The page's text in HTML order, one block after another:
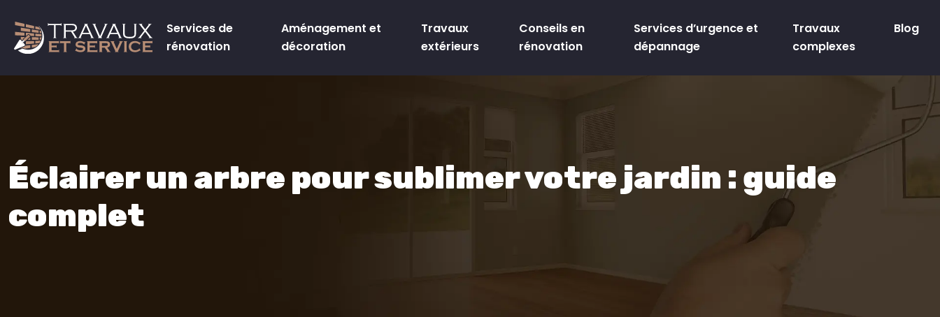
Services de
rénovation
Aménagement et
décoration
Travaux
extérieurs
Conseils en
rénovation
Services d’urgence et
dépannage
Travaux
complexes
Blog
Éclairer un arbre pour sublimer votre jardin : guide
complet